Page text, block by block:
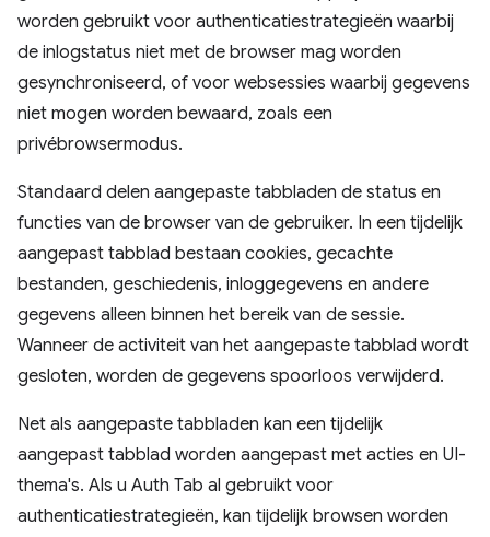
worden gebruikt voor authenticatiestrategieën waarbij
de inlogstatus niet met de browser mag worden
gesynchroniseerd, of voor websessies waarbij gegevens
niet mogen worden bewaard, zoals een
privébrowsermodus.
Standaard delen aangepaste tabbladen de status en
functies van de browser van de gebruiker. In een tijdelijk
aangepast tabblad bestaan ​​cookies, gecachte
bestanden, geschiedenis, inloggegevens en andere
gegevens alleen binnen het bereik van de sessie.
Wanneer de activiteit van het aangepaste tabblad wordt
gesloten, worden de gegevens spoorloos verwijderd.
Net als aangepaste tabbladen kan een tijdelijk
aangepast tabblad worden aangepast met acties en UI-
thema's. Als u Auth Tab al gebruikt voor
authenticatiestrategieën, kan tijdelijk browsen worden